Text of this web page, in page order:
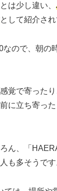
は少し違い、
として紹介され
ので、朝の
覚で寄った
に立ち寄っ
ん、「
も多そうです